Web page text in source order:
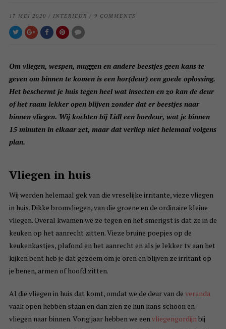
17 MEI 2020 / INTERIEUR / 9 COMMENTS
Om vliegen, wespen, muggen en andere beestjes geen kans te
geven om binnen te komen is een hor(deur) een goede oplossing.
Het beschermt je huis tegen heel wat insecten en zo kan de deur
of het raam lekker open blijven zonder dat er beestjes naar
binnen vliegen. Wij kochten bij Lidl een hordeur, wat je binnen
15 minuten in elkaar zet, maar dat verliep niet helemaal volgens
plan.
Vliegen in huis
Wij werden helemaal gek van die vreselijke irritante, vieze vliegen
in huis. Dikke bromvliegen, van die groene en de ordinaire kleine
vliegen. Overal kwamen we ze tegen en het smerigst is dat ze in de
keuken op het aanrecht zitten. Vieze bruine poepjes op de
keukenkastjes, plafond en het aanrecht en als je lekker tv aan het
kijken bent heb je dat gezoem om je oren en blijven ze irritant op
je benen, armen of hoofd zitten.
Al die vliegen in huis dat komt, omdat we de deur van de veranda
vaak open hebben staan en dan zien ze hun kans schoon en
vliegen naar binnen. Vorig jaar hebben we eenvliegengordijnbij